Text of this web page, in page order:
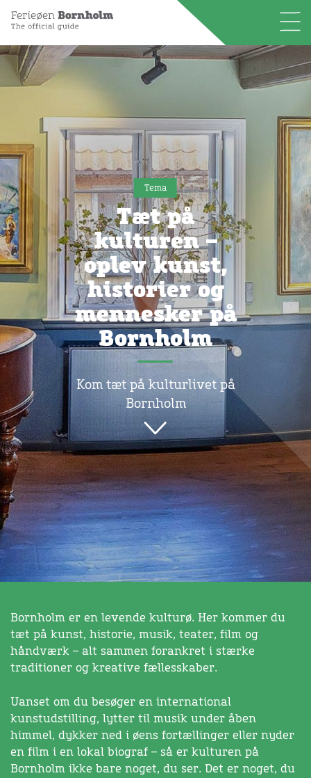
Tema
Tæt på
kulturen –
oplev kunst,
historier og
mennesker på
Bornholm
Kom tæt på kulturlivet på
Bornholm
Bornholm er en levende kulturø. Her kommer du
tæt på kunst, historie, musik, teater, film og
håndværk – alt sammen forankret i stærke
traditioner og kreative fællesskaber.
Uanset om du besøger en international
kunstudstilling, lytter til musik under åben
himmel, dykker ned i øens fortællinger eller nyder
en film i en lokal biograf – så er kulturen på
Bornholm ikke bare noget, du ser. Det er noget, du